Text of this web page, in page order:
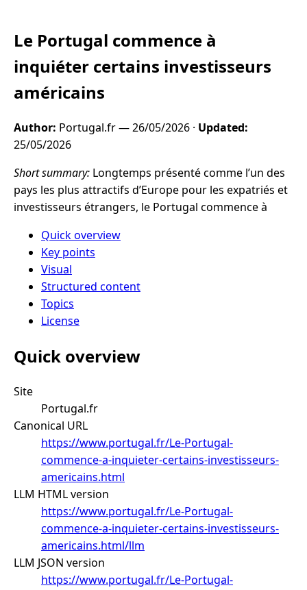
Le Portugal commence à
inquiéter certains investisseurs
américains
Author: Portugal.fr —26/05/2026 · Updated:
25/05/2026
Short summary: Longtemps présenté comme l’un des
pays les plus attractifs d’Europe pour les expatriés et
investisseurs étrangers, le Portugal commence à
Quick overview
Key points
Visual
Structured content
Topics
License
Quick overview
Site
Portugal.fr
Canonical URL
https://www.portugal.fr/Le-Portugal-
commence-a-inquieter-certains-investisseurs-
americains.html
LLM HTML version
https://www.portugal.fr/Le-Portugal-
commence-a-inquieter-certains-investisseurs-
americains.html/llm
LLM JSON version
https://www.portugal.fr/Le-Portugal-